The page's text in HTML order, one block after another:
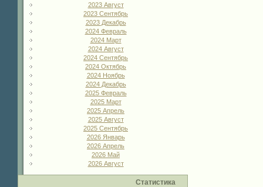
2023 Август
2023 Сентябрь
2023 Декабрь
2024 Февраль
2024 Март
2024 Август
2024 Сентябрь
2024 Октябрь
2024 Ноябрь
2024 Декабрь
2025 Февраль
2025 Март
2025 Апрель
2025 Август
2025 Сентябрь
2026 Январь
2026 Апрель
2026 Май
2026 Август
Статистика